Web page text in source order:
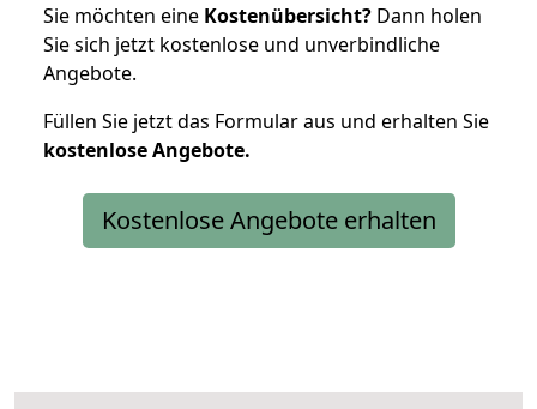
Sie möchten eine Kostenübersicht? Dann holen
Sie sich jetzt kostenlose und unverbindliche
Angebote.
Füllen Sie jetzt das Formular aus und erhalten Sie
kostenloseAngebote.
Kostenlose Angebote erhalten